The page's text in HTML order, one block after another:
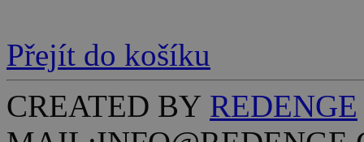
Přejít do košíku
CREATED BY REDENGE